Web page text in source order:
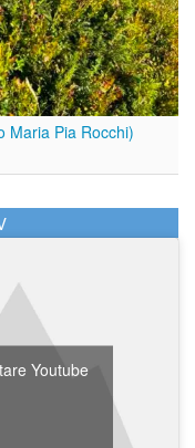
Maria Pia Rocchi)
Youtube